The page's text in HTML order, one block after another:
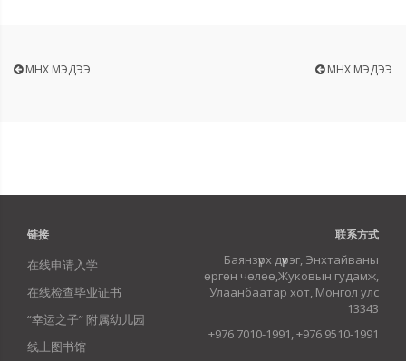
ӨМНӨХ МЭДЭЭ ӨМНӨХ МЭДЭЭ
链接
在线申请入学
在线检查毕业证书
“幸运之子” 附属幼儿园
线上图书馆
联系方式
Баянзүрх дүүрэг, Энхтайваны
өргөн чөлөө,Жуковын гудамж,
Улаанбаатар хот, Монгол улс
13343
+976 7010-1991, +976 9510-1991